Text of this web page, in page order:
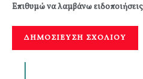
Επιθυμώ να λαμβάνω